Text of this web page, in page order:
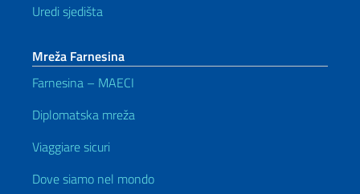
Uredi sjedišta
Mreža Farnesina
Farnesina – MAECI
Diplomatska mreža
Viaggiare sicuri
Dove siamo nel mondo